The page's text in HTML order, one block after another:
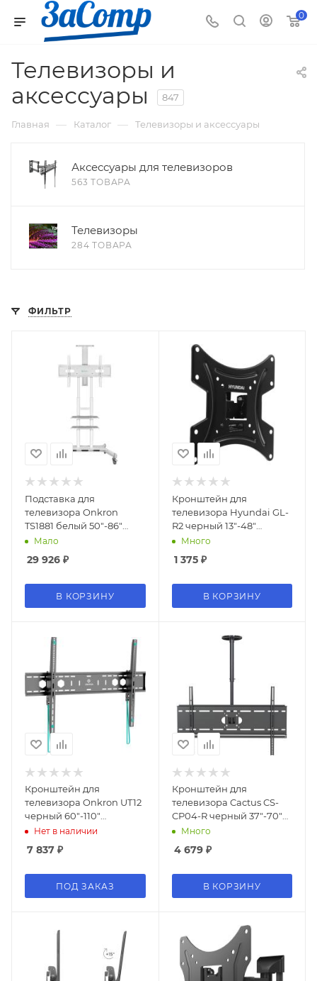
0
Телевизоры и
аксессуары
847
Главная — Каталог — Телевизоры и аксессуары
Аксессуары для телевизоров
563 ТОВАРА
Телевизоры
284 ТОВАРА
ФИЛЬТР
Подставка для
телевизора Onkron
TS1881 белый 50"-86"
макс.90.9кг напольный
Мало
29 926 ₽
В КОРЗИНУ
Кронштейн для
телевизора Hyundai GL-
R2 черный 13"-48"
макс.20кг настенный
Много
1 375₽
В КОРЗИНУ
Кронштейн для
телевизора Onkron UT12
черный 60"-110"
макс.120кг настенный
Нет в наличии
7 837 ₽
ПОД ЗАКАЗ
Кронштейн для
телевизора Cactus CS-
CP04-R черный 37"-70"
макс.81.6кг потолочный
Много
4 679₽
В КОРЗИНУ